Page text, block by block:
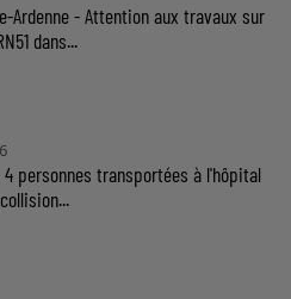
Ardenne - Attention aux travaux sur
dans...
4 personnes transportées à l'hôpital